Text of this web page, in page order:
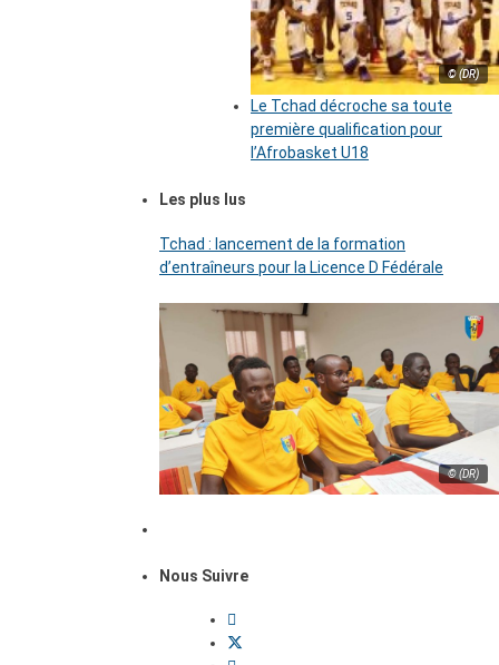
© (DR)
Le Tchad décroche sa toute
première qualification pour
l’Afrobasket U18
Les plus lus
Tchad : lancement de la formation
d’entraîneurs pour la Licence D Fédérale
© (DR)
Nous Suivre